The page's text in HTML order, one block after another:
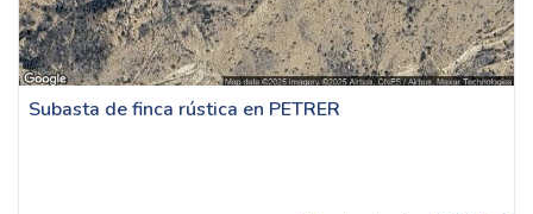
Subasta de finca rústica en PETRER